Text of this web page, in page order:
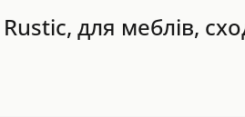
для меблів,